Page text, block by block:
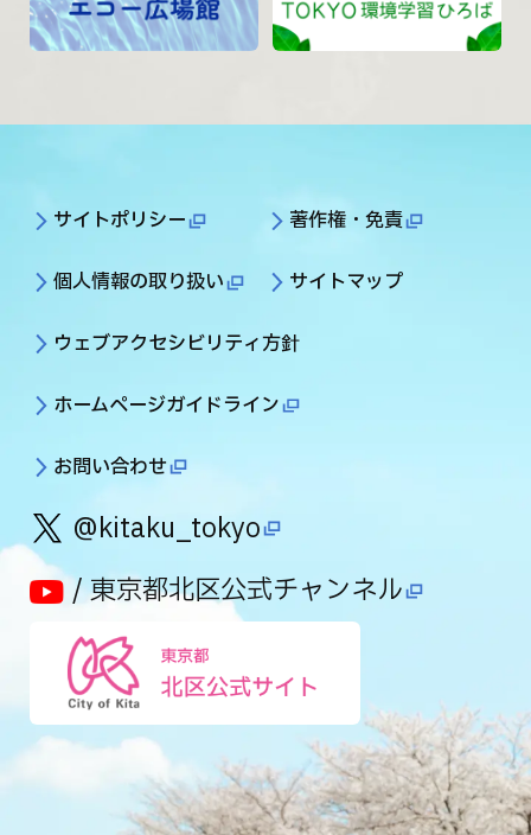
サイトポリシー 著作権・免責
個人情報の取り扱い サイトマップ
ウェブアクセシビリティ方針
ホームページガイドライン
お問い合わせ
@kitaku_tokyo
/ 東京都北区公式チャンネル